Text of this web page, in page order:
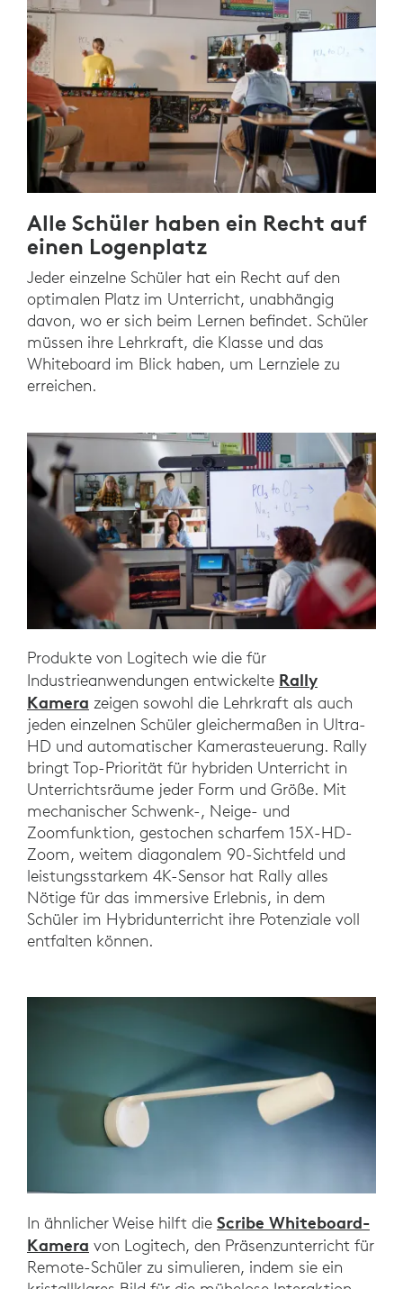
Alle Schüler haben ein Recht auf
einen Logenplatz
Jeder einzelne Schüler hat ein Recht auf den
optimalen Platz im Unterricht, unabhängig
davon, wo er sich beim Lernen befindet. Schüler
müssen ihre Lehrkraft, die Klasse und das
Whiteboard im Blick haben, um Lernziele zu
erreichen.
Produkte von Logitech wie die für
Industrieanwendungen entwickelte Rally
Kamera zeigen sowohl die Lehrkraft als auch
jeden einzelnen Schüler gleichermaßen in Ultra-
HD und automatischer Kamerasteuerung. Rally
bringt Top-Priorität für hybriden Unterricht in
Unterrichtsräume jeder Form und Größe. Mit
mechanischer Schwenk-, Neige- und
Zoomfunktion, gestochen scharfem 15X-HD-
Zoom, weitem diagonalem 90-Sichtfeld und
leistungsstarkem 4K-Sensor hat Rally alles
Nötige für das immersive Erlebnis, in dem
Schüler im Hybridunterricht ihre Potenziale voll
entfalten können.
In ähnlicher Weise hilft die Scribe Whiteboard-
Kamera von Logitech, den Präsenzunterricht für
Remote-Schüler zu simulieren, indem sie ein